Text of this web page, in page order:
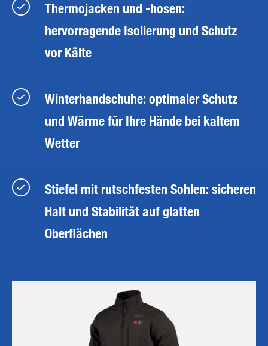
Thermojacken und -hosen:
hervorragende Isolierung und Schutz
vor Kälte
Winterhandschuhe: optimaler Schutz
und Wärme für Ihre Hände bei kaltem
Wetter
Stiefel mit rutschfesten Sohlen: sicheren
Halt und Stabilität auf glatten
Oberflächen